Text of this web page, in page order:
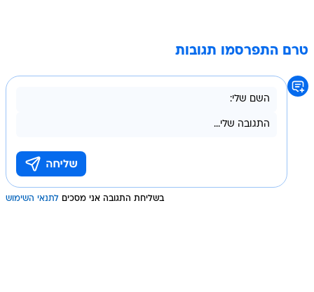
טרם התפרסמו תגובות
בשליחת התגובה אני מסכים לתנאי השימוש